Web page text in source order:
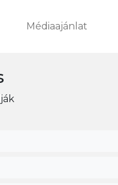
Médiaajánlat